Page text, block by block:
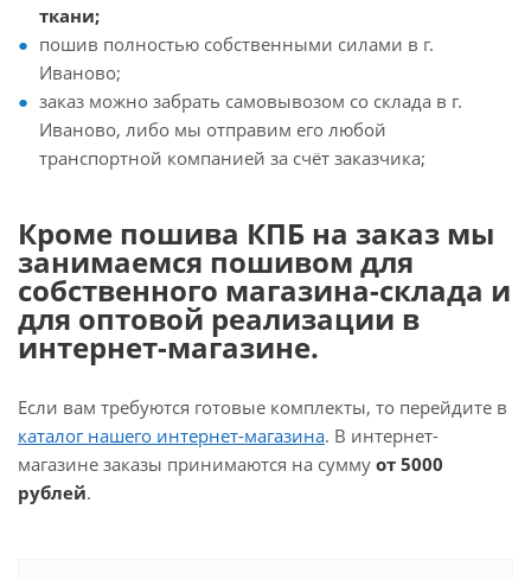
ткани;
пошив полностью собственными силами в г.
Иваново;
заказ можно забрать самовывозом со склада в г.
Иваново, либо мы отправим его любой
транспортной компанией за счёт заказчика;
Кроме пошива КПБ на заказ мы
занимаемся пошивом для
собственного магазина-склада и
для оптовой реализации в
интернет-магазине.
Если вам требуются готовые комплекты, то перейдите в
каталог нашего интернет-магазина. В интернет-
магазине заказы принимаются на сумму от 5000
рублей.